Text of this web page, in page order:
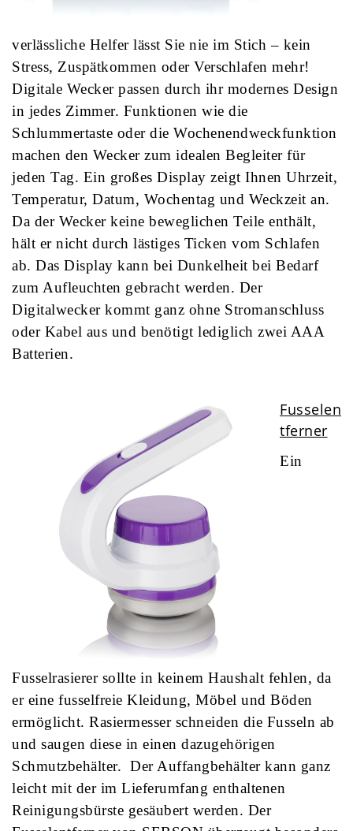
verlässliche Helfer lässt Sie nie im Stich – kein
Stress, Zuspätkommen oder Verschlafen mehr!
Digitale Wecker passen durch ihr modernes Design
in jedes Zimmer. Funktionen wie die
Schlummertaste oder die Wochenendweckfunktion
machen den Wecker zum idealen Begleiter für
jeden Tag. Ein großes Display zeigt Ihnen Uhrzeit,
Temperatur, Datum, Wochentag und Weckzeit an.
Da der Wecker keine beweglichen Teile enthält,
hält er nicht durch lästiges Ticken vom Schlafen
ab. Das Display kann bei Dunkelheit bei Bedarf
zum Aufleuchten gebracht werden. Der
Digitalwecker kommt ganz ohne Stromanschluss
oder Kabel aus und benötigt lediglich zwei AAA
Batterien.
Fusselen
tferner
Ein
Fusselrasierer sollte in keinem Haushalt fehlen, da
er eine fusselfreie Kleidung, Möbel und Böden
ermöglicht. Rasiermesser schneiden die Fusseln ab
und saugen diese in einen dazugehörigen
Schmutzbehälter. Der Auffangbehälter kann ganz
leicht mit der im Lieferumfang enthaltenen
Reinigungsbürste gesäubert werden. Der